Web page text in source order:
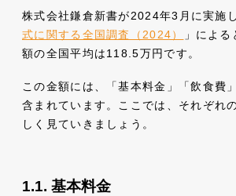
株式会社鎌倉新書が2024年3月に実施
式に関する全国調査（2024）
」によ
額の全国平均は118.5万円です。
この金額には、「基本料金」「飲食費
含まれています。ここでは、それぞれ
しく見ていきましょう。
基本料金